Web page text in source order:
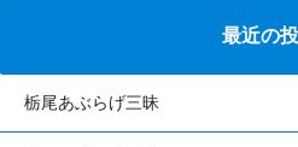
最近の
栃尾あぶらげ三昧